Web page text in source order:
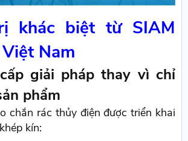
khác biệt từ SIAM
Nam
giải pháp thay vì chỉ
phẩm
chắn rác thủy điện được triển khai
kín: